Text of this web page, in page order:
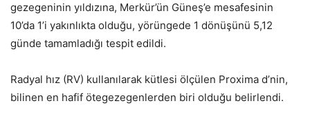
gezegeninin yıldızına, Merkür’ün Güneş’e mesafesinin
10’da 1’i yakınlıkta olduğu, yörüngede 1 dönüşünü 5,12
günde tamamladığı tespit edildi.
Radyal hız (RV) kullanılarak kütlesi ölçülen Proxima d’nin,
bilinen en hafif ötegezegenlerden biri olduğu belirlendi.